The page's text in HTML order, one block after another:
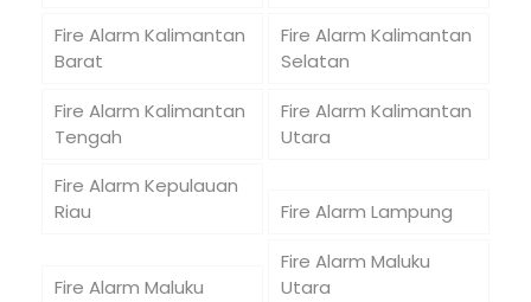
Fire Alarm Kalimantan
Barat
Fire Alarm Kalimantan
Selatan
Fire Alarm Kalimantan
Tengah
Fire Alarm Kalimantan
Utara
Fire Alarm Kepulauan
Riau
Fire Alarm Lampung
Fire Alarm Maluku
Fire Alarm Maluku
Utara